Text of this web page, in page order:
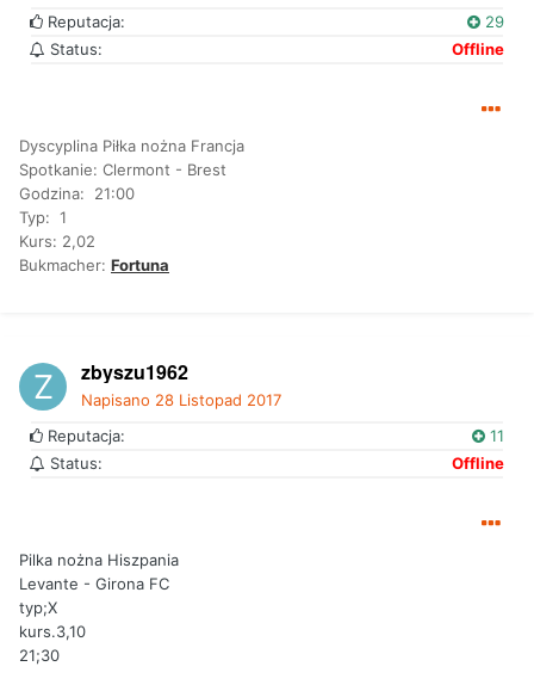
Reputacja:
29
Status:
Offline
Dyscyplina Piłka nożna Francja
Spotkanie: Clermont - Brest
Godzina: 21:00
Typ: 1
Kurs: 2,02
Bukmacher: Fortuna
zbyszu1962
Napisano 28 Listopad 2017
Reputacja:
11
Status:
Offline
Pilka nożna Hiszpania
Levante - Girona FC
typ;X
kurs.3,10
21;30